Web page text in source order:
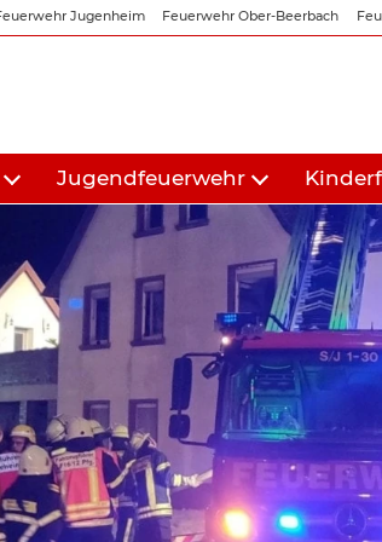
Jugenheim Feuerwehr Ober-Beerbach
Jugendfeuerwehr